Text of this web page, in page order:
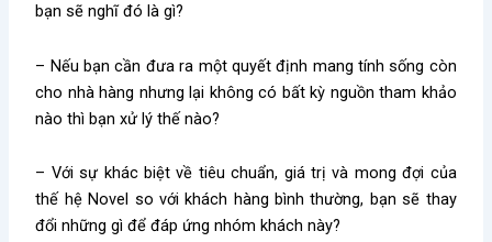
bạn sẽ nghĩ đó là gì?
– Nếu bạn cần đưa ra một quyết định mang tính sống còn
cho nhà hàng nhưng lại không có bất kỳ nguồn tham khảo
nào thì bạn xử lý thế nào?
– Với sự khác biệt về tiêu chuẩn, giá trị và mong đợi của
thế hệ Novel so với khách hàng bình thường, bạn sẽ thay
đổi những gì để đáp ứng nhóm khách này?